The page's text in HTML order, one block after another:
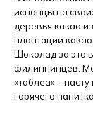
испанцы на
деревья какао
плантации
Шоколад за это
филиппинцев.
«таблеа» –
горячего